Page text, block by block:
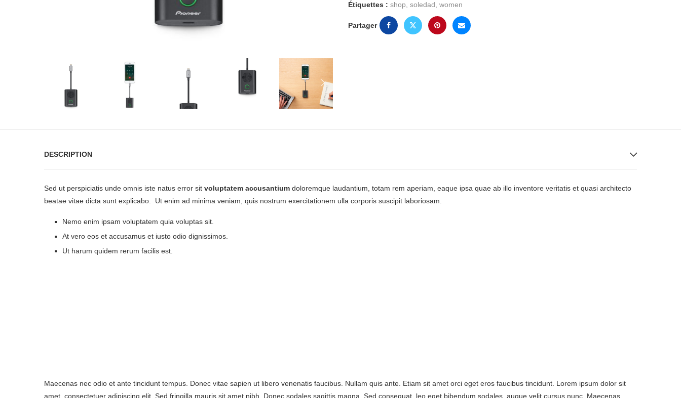
Étiquettes : shop soledad women
Partager
DESCRIPTION
Sed ut perspiciatis unde omnis iste natus error sit voluptatem accusantium doloremque laudantium, totam rem aperiam, eaque ipsa quae ab illo inventore veritatis et quasi architecto
beatae vitae dicta sunt explicabo. Ut enim ad minima veniam, quis nostrum exercitationem ulla corporis suscipit laboriosam.
Nemo enim ipsam voluptatem quia voluptas sit.
At vero eos et accusamus et iusto odio dignissimos.
Ut harum quidem rerum facilis est.
Maecenas nec odio et ante tincidunt tempus. Donec vitae sapien ut libero venenatis faucibus. Nullam quis ante. Etiam sit amet orci eget eros faucibus tincidunt. Lorem ipsum dolor sit
amet, consectetuer adipiscing elit. Sed fringilla mauris sit amet nibh. Donec sodales sagittis magna. Sed consequat, leo eget bibendum sodales, augue velit cursus nunc. Maecenas